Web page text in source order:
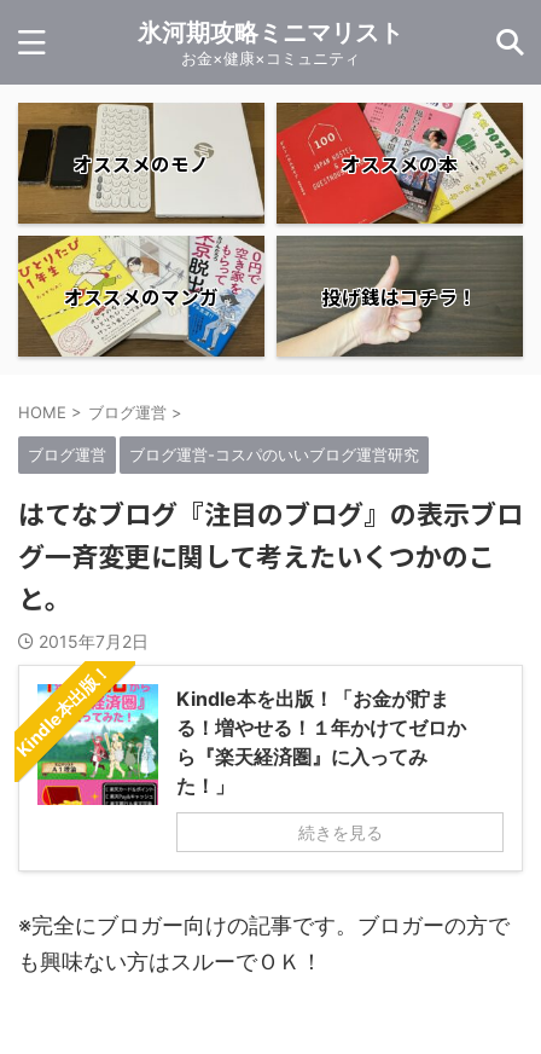
氷河期攻略ミニマリスト
お金×健康×コミュニティ
オススメのモノ オススメの本
オススメのマンガ 投げ銭はコチラ！
HOME > ブログ運営 >
ブログ運営 ブログ運営-コスパのいいブログ運営研究
はてなブログ『注目のブログ』の表示ブロ
グ一斉変更に関して考えたいくつかのこ
と。
2015年7月2日
Kindle本出版！
Kindle本を出版！「お金が貯ま
る！増やせる！１年かけてゼロか
ら『楽天経済圏』に入ってみ
た！」
続きを見る
※完全にブロガー向けの記事です。ブロガーの方で
も興味ない方はスルーでＯＫ！